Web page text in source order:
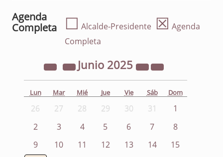
Agenda
Completa
☐ Alcalde-Presidente ☒ Agenda
Completa
Junio 2025
Lun Mar Mié Jue Vie Sáb Dom
26 27 28 29 30 31
1
2
3 4 5 6 7
8
9
10 11 12 13 14
15